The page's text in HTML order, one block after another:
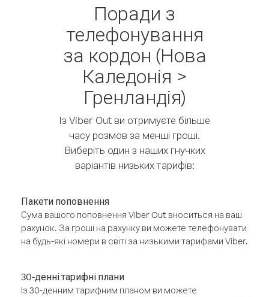
Поради з
телефонування
за кордон (Нова
Каледонія >
Гренландія)
Із Viber Out ви отримуєте більше
часу розмов за менші гроші.
Виберіть один з наших гнучких
варіантів низьких тарифів:
Пакети поповнення
Сума вашого поповнення Viber Out вноситься на ваш
рахунок. За гроші на рахунку ви можете телефонувати
на будь-які номери в світі за низькими тарифами Viber.
30-денні тарифні плани
Із 30-денним тарифним планом ви можете